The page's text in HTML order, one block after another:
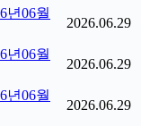
년06월
2026.06.29
년06월
2026.06.29
년06월
2026.06.29